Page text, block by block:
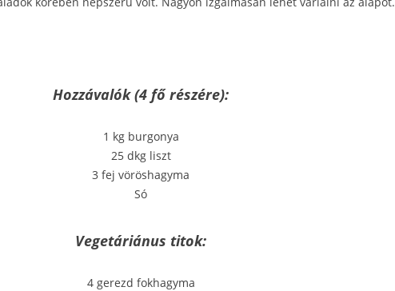
Hozzávalók (4 fő részére):
1 kg burgonya
25 dkg liszt
3 fej vöröshagyma
Só
Vegetáriánus titok:
4 gerezd fokhagyma